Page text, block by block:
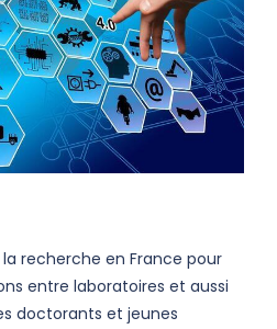
recherche en France pour
entre laboratoires et aussi
doctorants et jeunes